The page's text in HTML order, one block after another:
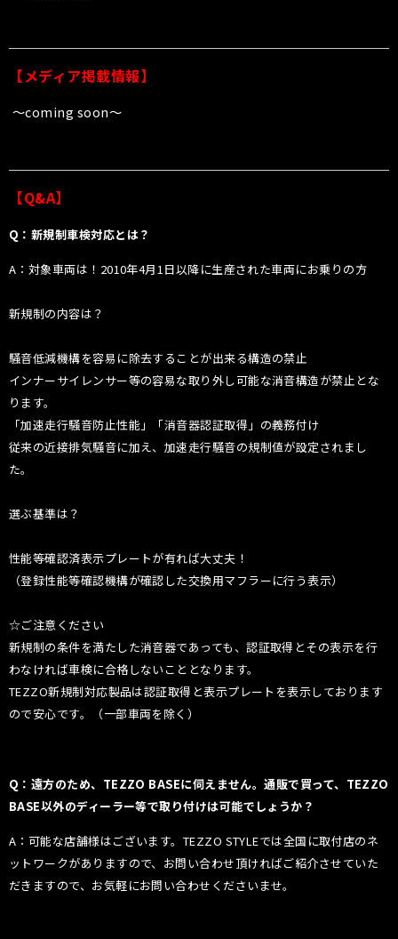
【メディア掲載情報】
〜coming soon〜
【Q&A】
Q：新規制車検対応とは？
A：対象車両は！2010年4月1日以降に生産された車両にお乗りの方
新規制の内容は？
騒音低減機構を容易に除去することが出来る構造の禁止
インナーサイレンサー等の容易な取り外し可能な消音構造が禁止とな
ります。
「加速走行騒音防止性能」「消音器認証取得」の義務付け
従来の近接排気騒音に加え、加速走行騒音の規制値が設定されまし
た。
選ぶ基準は？
性能等確認済表示プレートが有れば大丈夫！
（登録性能等確認機構が確認した交換用マフラーに行う表示）
☆ご注意ください
新規制の条件を満たした消音器であっても、認証取得とその表示を行
わなければ車検に合格しないこととなります。
TEZZO新規制対応製品は認証取得と表示プレートを表示しております
ので安心です。（一部車両を除く）
Q：遠方のため、TEZZO BASEに伺えません。通販で買って、TEZZO
BASE以外のディーラー等で取り付けは可能でしょうか？
A：可能な店舗様はございます。TEZZO STYLEでは全国に取付店のネ
ットワークがありますので、お問い合わせ頂ければご紹介させていた
だきますので、お気軽にお問い合わせくださいませ。